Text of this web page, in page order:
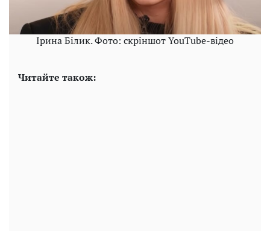
Ірина Білик. Фото: скріншот YouTube-відео
Читайте також: